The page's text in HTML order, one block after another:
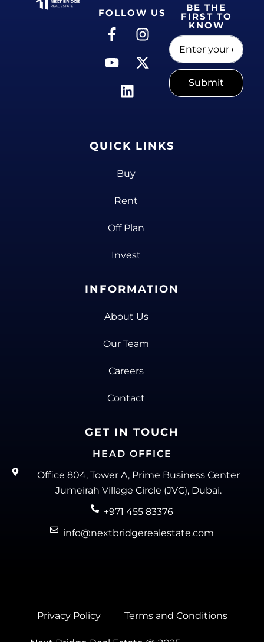
FOLLOW US BE THE
FIRST TO
KNOW
Submit
QUICK LINKS
Buy
Rent
Off Plan
Invest
INFORMATION
About Us
Our Team
Careers
Contact
GET IN TOUCH
HEAD OFFICE
Office 804, Tower A, Prime Business Center
Jumeirah Village Circle (JVC), Dubai.
+971 455 83376
info@nextbridgerealestate.com
Privacy Policy Terms and Conditions